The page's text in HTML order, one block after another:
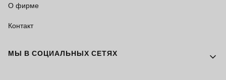
О фирме
Контакт
МЫ В СОЦИАЛЬНЫХ СЕТЯХ